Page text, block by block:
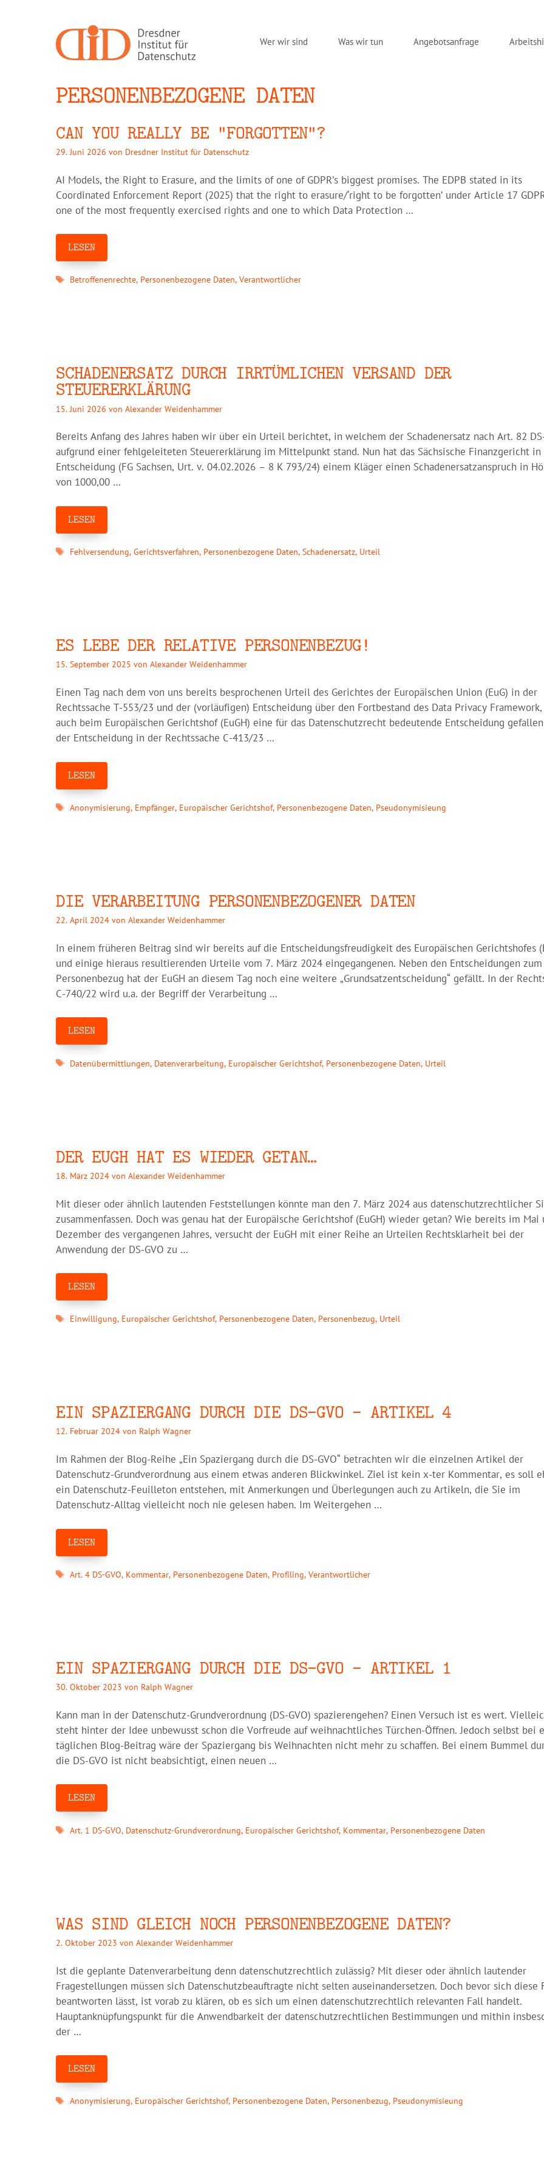
Wer wir sind Was wir tun Angebotsanfrage
PERSONENBEZOGENE DATEN
CAN YOU REALLY BE “FORGOTTEN”?
29. Juni 2026 von Dresdner Institut für Datenschutz
AI Models, the Right to Erasure, and the limits of one of GDPR’s biggest promises. The EDPB stated in its
Coordinated Enforcement Report (2025) that the right to erasure/‘right to be forgotten’ under Article 17
one of the most frequently exercised rights and one to which Data Protection …
LESEN
Schlagwörter
Betroffenenrechte, Personenbezogene Daten,Verantwortlicher
SCHADENERSATZ DURCH IRRTÜMLICHEN VERSAND DER
STEUERERKLÄRUNG
15. Juni 2026 von Alexander Weidenhammer
Bereits Anfang des Jahres haben wir über ein Urteil berichtet, in welchem der Schadenersatz nach Art. 82
aufgrund einer fehlgeleiteten Steuererklärung im Mittelpunkt stand. Nun hat das Sächsische Finanzgericht
Entscheidung (FG Sachsen, Urt. v. 04.02.2026 – 8 K 793/24) einem Kläger einen Schadenersatzanspruch in
von 1000,00 …
LESEN
Schlagwörter
Fehlversendung,Gerichtsverfahren, Personenbezogene Daten,Schadenersatz, Urteil
ES LEBE DER RELATIVE PERSONENBEZUG!
15. September 2025 von Alexander Weidenhammer
Einen Tag nach dem von uns bereits besprochenen Urteil des Gerichtes der Europäischen Union (EuG) in der
Rechtssache T-553/23 und der (vorläufigen) Entscheidung über den Fortbestand des Data Privacy
auch beim Europäischen Gerichtshof (EuGH) eine für das Datenschutzrecht bedeutende Entscheidung
der Entscheidung in der Rechtssache C-413/23 …
LESEN
Schlagwörter
Anonymisierung, Empfänger, Europäischer Gerichtshof, Personenbezogene Daten, Pseudonymisieung
DIE VERARBEITUNG PERSONENBEZOGENER DATEN
22. April 2024 von Alexander Weidenhammer
In einem früheren Beitrag sind wir bereits auf die Entscheidungsfreudigkeit des Europäischen Gerichtshofes
und einige hieraus resultierenden Urteile vom 7. März 2024 eingegangenen. Neben den Entscheidungen zum
Personenbezug hat der EuGH an diesem Tag noch eine weitere „Grundsatzentscheidung“ gefällt. In der
C-740/22 wird u.a. der Begriff der Verarbeitung …
LESEN
Schlagwörter
Datenübermittlungen, Datenverarbeitung, Europäischer Gerichtshof, Personenbezogene Daten, Urteil
DER EUGH HAT ES WIEDER GETAN…
18. März 2024 von Alexander Weidenhammer
Mit dieser oder ähnlich lautenden Feststellungen könnte man den 7. März 2024 aus datenschutzrechtlicher
zusammenfassen. Doch was genau hat der Europäische Gerichtshof (EuGH) wieder getan? Wie bereits im Mai
Dezember des vergangenen Jahres, versucht der EuGH mit einer Reihe an Urteilen Rechtsklarheit bei der
Anwendung der DS-GVO zu …
LESEN
Schlagwörter
Einwilligung, Europäischer Gerichtshof, Personenbezogene Daten, Personenbezug, Urteil
EIN SPAZIERGANG DURCH DIE DS-GVO – ARTIKEL 4
12. Februar 2024 von Ralph Wagner
Im Rahmen der Blog-Reihe „Ein Spaziergang durch die DS-GVO“ betrachten wir die einzelnen Artikel der
Datenschutz-Grundverordnung aus einem etwas anderen Blickwinkel. Ziel ist kein x-ter Kommentar, es soll
ein Datenschutz-Feuilleton entstehen, mit Anmerkungen und Überlegungen auch zu Artikeln, die Sie im
Datenschutz-Alltag vielleicht noch nie gelesen haben. Im Weitergehen …
LESEN
Schlagwörter
Art. 4 DS-GVO, Kommentar, Personenbezogene Daten, Profiling,Verantwortlicher
EIN SPAZIERGANG DURCH DIE DS-GVO – ARTIKEL 1
30. Oktober 2023 von Ralph Wagner
Kann man in der Datenschutz-Grundverordnung (DS-GVO) spazierengehen? Einen Versuch ist es wert.
steht hinter der Idee unbewusst schon die Vorfreude auf weihnachtliches Türchen-Öffnen. Jedoch selbst bei
täglichen Blog-Beitrag wäre der Spaziergang bis Weihnachten nicht mehr zu schaffen. Bei einem Bummel
die DS-GVO ist nicht beabsichtigt, einen neuen …
LESEN
Schlagwörter
Art. 1 DS-GVO, Datenschutz-Grundverordnung, Europäischer Gerichtshof, Kommentar, Personenbezogene Daten
WAS SIND GLEICH NOCH PERSONENBEZOGENE DATEN?
2. Oktober 2023 von Alexander Weidenhammer
Ist die geplante Datenverarbeitung denn datenschutzrechtlich zulässig? Mit dieser oder ähnlich lautender
Fragestellungen müssen sich Datenschutzbeauftragte nicht selten auseinandersetzen. Doch bevor sich diese
beantworten lässt, ist vorab zu klären, ob es sich um einen datenschutzrechtlich relevanten Fall handelt.
Hauptanknüpfungspunkt für die Anwendbarkeit der datenschutzrechtlichen Bestimmungen und mithin
der …
LESEN
Schlagwörter
Anonymisierung, Europäischer Gerichtshof, Personenbezogene Daten, Personenbezug, Pseudonymisieung